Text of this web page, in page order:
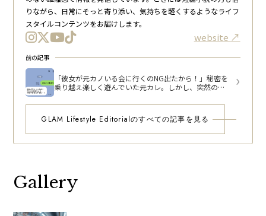
りながら、日常にそっと寄り添い、気持ちを軽くするようなライフ
スタイルコンテンツをお届けします。
website
前の記事
「彼女が元カノいる会に行くのNG出たから！」秘密を
乗り越え楽しく遊んでいた元カレ。しかし、突然の無
GLAM Lifestyle Editorialのすべての記事を見る
Gallery